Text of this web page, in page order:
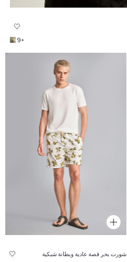
+9
شورت بحر قصة عادية وبطانة شبكية